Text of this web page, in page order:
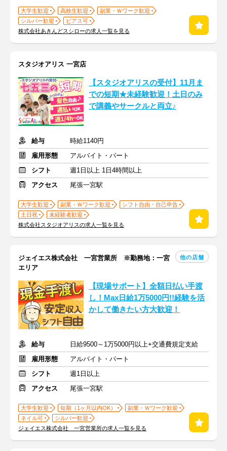
大学生歓迎 高校生歓迎
副業・Ｗワーク歓迎
シルバー歓迎
ピアス可
株式会社あきんどスシローの求人一覧を見る
スタジオアリス 一宮店
【スタジオアリスの受付】11月ま
での短期★未経験歓迎！土日のみ
で講義やサークルと両立♪
給与
時給1140円
雇用形態
アルバイト・パート
シフト
週1日以上 1日4時間以上
アクセス
尾張一宮駅
大学生歓迎 副業・Ｗワーク歓迎
シフト自由・自己申告
土日祝
未経験者歓迎
株式会社スタジオアリスの求人一覧を見る
ジェイエス株式会社 一宮営業所 ※勤務地：一宮
エリア
他の店舗
【現場サポート】全額日払い手渡
し！Max日給1万5000円!!経験を活
かして働きたい方大歓迎！
給与
日給9500～1万5000円以上+交通費規定支給
雇用形態
アルバイト・パート
シフト
週1日以上
アクセス
尾張一宮駅
大学生歓迎 短期（1ヶ月以内OK）
副業・Ｗワーク歓迎
ネイル可
シルバー歓迎
ジェイエス株式会社 一宮営業所の求人一覧を見る